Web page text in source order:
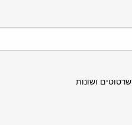
שרטוטים ושונות